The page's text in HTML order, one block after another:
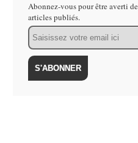
Abonnez-vous pour être averti
articles publiés.
Email